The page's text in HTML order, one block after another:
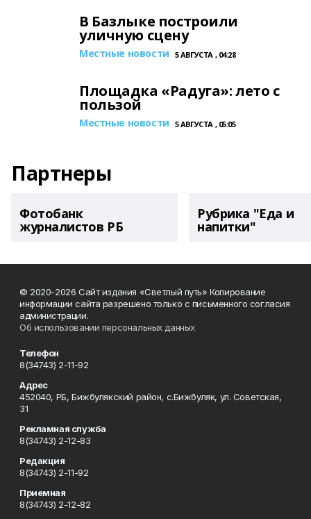
В Базлыке построили
уличную сцену
Местные новости 5 АВГУСТА , 04:28
Площадка «Радуга»: лето с
пользой
Местные новости 5 АВГУСТА , 05:05
Партнеры
Фотобанк
журналистов РБ
Рубрика "Еда и
напитки"
© 2020-2026 Сайт издания «Светлый путь» Копирование
информации сайта разрешено только с письменного согласия
администрации.
Об использовании персональных данных
Телефон
8(34743) 2-11-92
Адрес
452040, РБ, Бижбулякский район, с.Бижбуляк, ул. Советская,
31
Рекламная служба
8(34743) 2-12-83
Редакция
8(34743) 2-11-92
Приемная
8(34743) 2-12-82